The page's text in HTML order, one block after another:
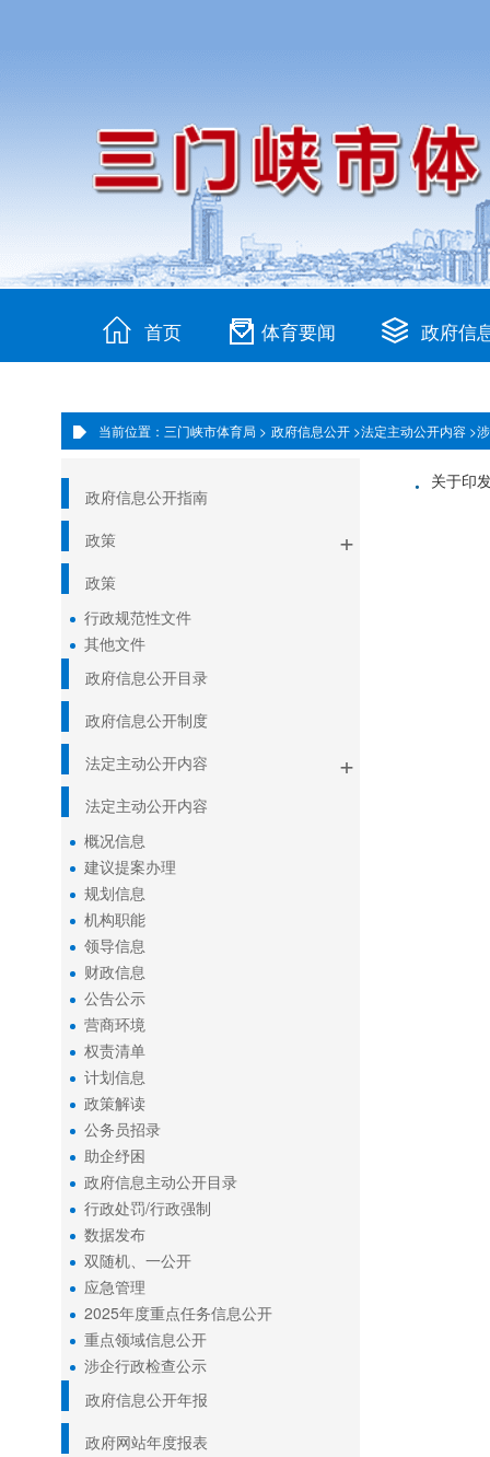
首页 体育要闻 政府信
当前位置：三门峡市体育局 > 政府信息公开 >法定主动公开内容 >
政府信息公开指南
政策
+
政策
行政规范性文件
其他文件
政府信息公开目录
政府信息公开制度
法定主动公开内容
+
法定主动公开内容
概况信息
建议提案办理
规划信息
机构职能
领导信息
财政信息
公告公示
营商环境
权责清单
计划信息
政策解读
公务员招录
助企纾困
政府信息主动公开目录
行政处罚/行政强制
数据发布
双随机、一公开
应急管理
2025年度重点任务信息公开
重点领域信息公开
涉企行政检查公示
政府信息公开年报
政府网站年度报表
· 关于印